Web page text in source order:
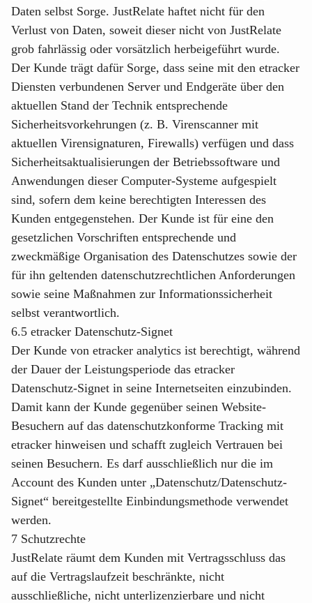
Daten selbst Sorge. JustRelate haftet nicht für den
Verlust von Daten, soweit dieser nicht von JustRelate
grob fahrlässig oder vorsätzlich herbeigeführt wurde.
Der Kunde trägt dafür Sorge, dass seine mit den etracker
Diensten verbundenen Server und Endgeräte über den
aktuellen Stand der Technik entsprechende
Sicherheitsvorkehrungen (z. B. Virenscanner mit
aktuellen Virensignaturen, Firewalls) verfügen und dass
Sicherheitsaktualisierungen der Betriebssoftware und
Anwendungen dieser Computer-Systeme aufgespielt
sind, sofern dem keine berechtigten Interessen des
Kunden entgegenstehen. Der Kunde ist für eine den
gesetzlichen Vorschriften entsprechende und
zweckmäßige Organisation des Datenschutzes sowie der
für ihn geltenden datenschutzrechtlichen Anforderungen
sowie seine Maßnahmen zur Informationssicherheit
selbst verantwortlich.
6.5 etracker Datenschutz-Signet
Der Kunde von etracker analytics ist berechtigt, während
der Dauer der Leistungsperiode das etracker
Datenschutz-Signet in seine Internetseiten einzubinden.
Damit kann der Kunde gegenüber seinen Website-
Besuchern auf das datenschutzkonforme Tracking mit
etracker hinweisen und schafft zugleich Vertrauen bei
seinen Besuchern. Es darf ausschließlich nur die im
Account des Kunden unter „Datenschutz/Datenschutz-
Signet“ bereitgestellte Einbindungsmethode verwendet
werden.
7 Schutzrechte
JustRelate räumt dem Kunden mit Vertragsschluss das
auf die Vertragslaufzeit beschränkte, nicht
ausschließliche, nicht unterlizenzierbare und nicht